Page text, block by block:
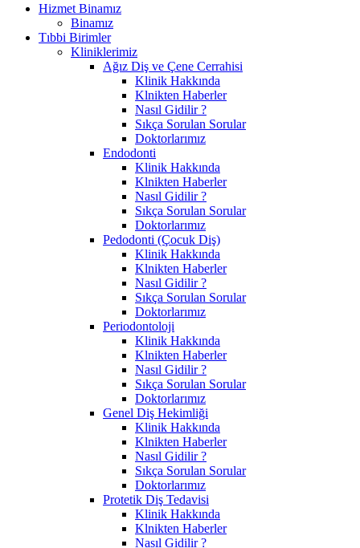
Hizmet Binamız
Binamız
Tıbbi Birimler
Kliniklerimiz
Ağız Diş ve Çene Cerrahisi
Klinik Hakkında
Klnikten Haberler
Nasıl Gidilir ?
Sıkça Sorulan Sorular
Doktorlarımız
Endodonti
Klinik Hakkında
Klnikten Haberler
Nasıl Gidilir ?
Sıkça Sorulan Sorular
Doktorlarımız
Pedodonti (Çocuk Diş)
Klinik Hakkında
Klnikten Haberler
Nasıl Gidilir ?
Sıkça Sorulan Sorular
Doktorlarımız
Periodontoloji
Klinik Hakkında
Klnikten Haberler
Nasıl Gidilir ?
Sıkça Sorulan Sorular
Doktorlarımız
Genel Diş Hekimliği
Klinik Hakkında
Klnikten Haberler
Nasıl Gidilir ?
Sıkça Sorulan Sorular
Doktorlarımız
Protetik Diş Tedavisi
Klinik Hakkında
Klnikten Haberler
Nasıl Gidilir ?